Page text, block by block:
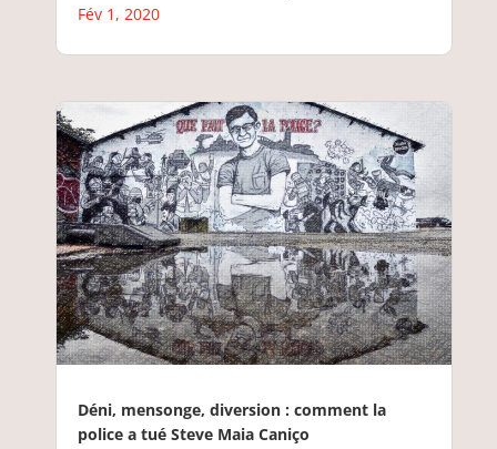
Fév 1, 2020
Déni, mensonge, diversion : comment la
police a tué Steve Maia Caniço